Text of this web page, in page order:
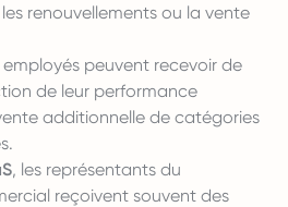
renouvellements ou la vente
employés peuvent recevoir de
de leur performance
additionnelle de catégories
, les représentants du
reçoivent souvent des